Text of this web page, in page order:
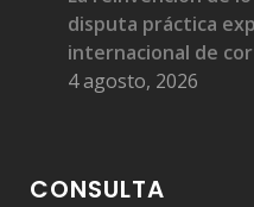
disputa práctica
internacional de
4 agosto, 2026
CONSULTA